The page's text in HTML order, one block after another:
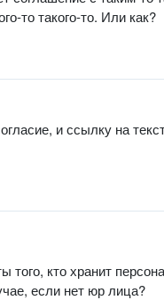
то такого-то. Или как?
и ссылку на
того, кто хранит
если нет юр лица?